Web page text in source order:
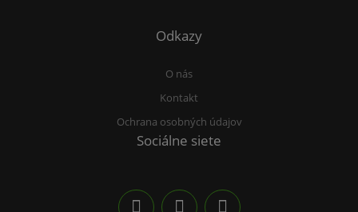
Odkazy
O nás
Kontakt
Ochrana osobných údajov
Sociálne siete